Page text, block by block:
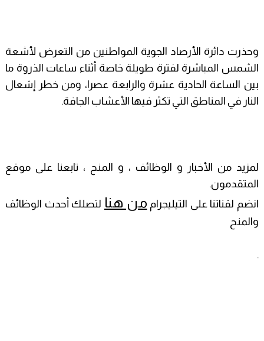
وحذرت دائرة الأرصاد الجوية المواطنين من التعرض لأشعة
الشمس المباشرة لفترة طويلة خاصة أثناء ساعات الذروة ما
بين الساعة الحادية عشرة والرابعة عصرا، ومن خطر إشعال
النار في المناطق التي تكثر فيها الأعشاب الجافة.
لمزيد من الأخبار و الوظائف ، و المنح ، تابعنا على موقع
المتقدمون.
انضم لقناتنا على التيليجرام من هنا لتصلك أحدث الوظائف
والمنح
.